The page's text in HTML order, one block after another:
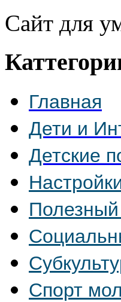
Сайт для
Главная
Дети и
Детские
Спорт